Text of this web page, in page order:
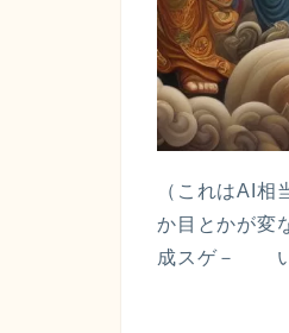
（これはAI
か目とかが変
成スゲ－ い